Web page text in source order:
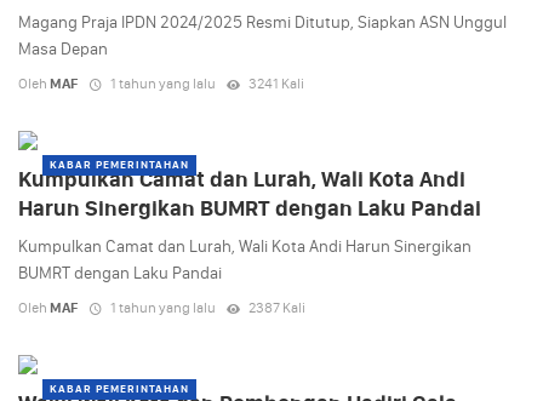
Magang Praja IPDN 2024/2025 Resmi Ditutup, Siapkan ASN Unggul
Masa Depan
Oleh MAF 1 tahun yang lalu 3241 Kali
KABAR PEMERINTAHAN
Kumpulkan Camat dan Lurah, Wali Kota Andi
Harun Sinergikan BUMRT dengan Laku Pandai
Kumpulkan Camat dan Lurah, Wali Kota Andi Harun Sinergikan
BUMRT dengan Laku Pandai
Oleh MAF 1 tahun yang lalu 2387 Kali
KABAR PEMERINTAHAN